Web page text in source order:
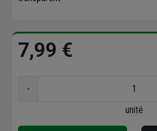
7,99 €
-
unité